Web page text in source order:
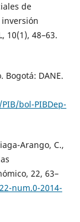
de
10(1), 48–63.
Bogotá: DANE.
bol-PIBDep-
Arango, C.,
22, 63–
num.0-2014-